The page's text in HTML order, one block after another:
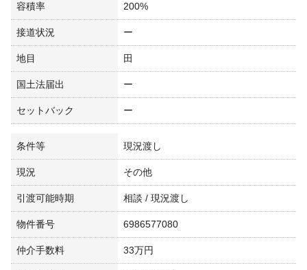
容積率 200%
接道状況 ー
地目 田
国土法届出 ー
セットバック ー
条件等 現況渡し
現況 その他
引渡可能時期 相談 / 現況渡し
物件番号 6986577080
仲介手数料 33万円